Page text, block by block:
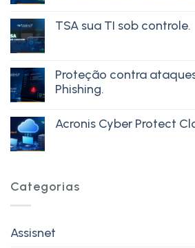
TSA sua TI sob controle.
Proteção contra
Phishing.
Acronis Cyber Protect
Categorias
Assisnet